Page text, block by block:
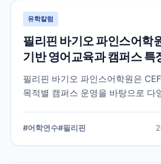
유학칼럼
필리핀 바기오 파인스어학
기반 영어교육과 캠퍼스 특
필리핀 바기오 파인스어학원은
목적별 캠퍼스 운영을 바탕으로 다
생이 알아야 할 내용을 정리했습니다.
#어학연수#필리핀